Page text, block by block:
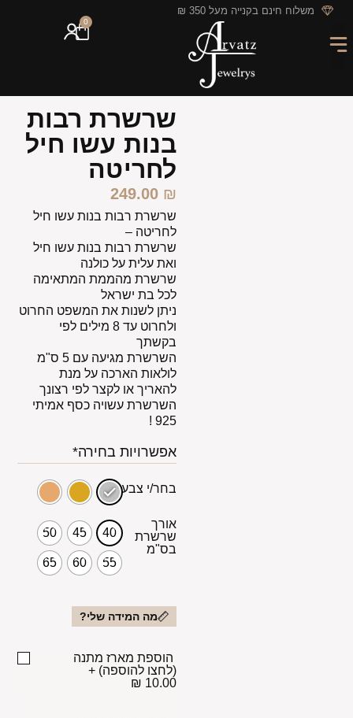
לתוכן משלוח חינם בקנייה מעל 350 ₪
0
שרשרת רבות
בנות עשו חיל
לחריטה
249.00 ₪
שרשרת רבות בנות עשו חיל
לחריטה –
שרשרת רבות בנות עשו חיל
ואת עלית על כולנה
שרשרת מהממת המתאימה
לכל בת ישראל
ניתן לשנות את המשפט החרוט
ולחרוט עד 8 מילים לפי
בקשתך
השרשרת מגיעה עם 5 ס"מ
לולאות הארכה על מנת
להאריך או לקצר לפי רצונך
השרשרת עשויה כסף אמיתי
925 !
אפשרויות בחירה*
בחר/י צבע
אורך
שרשרת
בס"מ
40
45
50
55
60
65
מה המידה שלי?
הוספת מארז מתנה
(לחצו להוספה) +
10.00 ₪